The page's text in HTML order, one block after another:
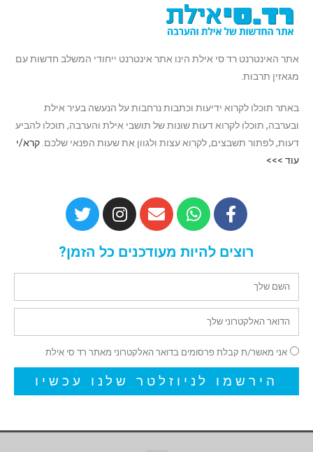
אתר האינטרנט רד סי אילת הינו אתר אינטרנט ייחודי המשלב חדשות עם
מגאזין תרבות.
באתר תוכלו לקרוא ידיעות וכתבות נרחבות על הנעשה בעיר אילת
ובערבה, תוכלו לקרוא דעות שונות של תושבי אילת והערבה, תוכלו להביע
דעות, לפתור תשבצים, לקרוא עצות ולגוון את שעות הפנאי שלכם. קרא/י
עוד >>>
רוצים להיות מעודכנים כל הזמן?
אני מאשר/ת קבלת פרסומים בדואר האלקטרוני מאתר רד סי אילת
הירשמו לניוזלטר שלנו עכשיו